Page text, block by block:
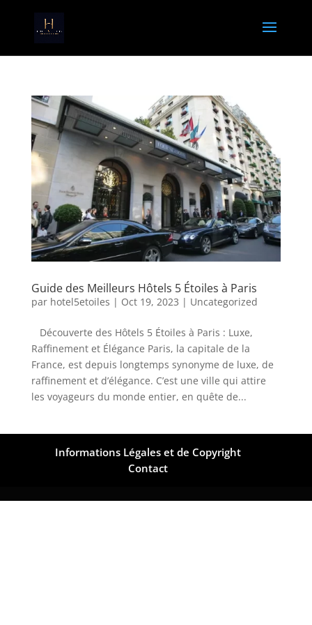
Guide des Meilleurs Hôtels 5 Étoiles à Paris
par hotel5etoiles | Oct 19, 2023 | Uncategorized
Découverte des Hôtels 5 Étoiles à Paris : Luxe,
Raffinement et Élégance Paris, la capitale de la
France, est depuis longtemps synonyme de luxe, de
raffinement et d’élégance. C’est une ville qui attire
les voyageurs du monde entier, en quête de...
Informations Légales et de Copyright
Contact